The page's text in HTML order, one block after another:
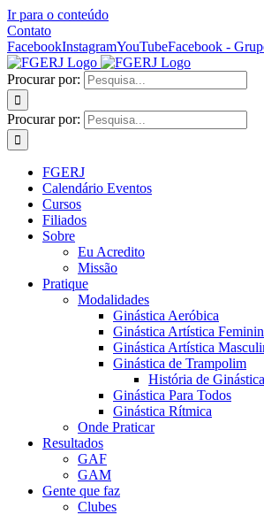
Ir para o conteúdo
Contato
FacebookInstagramYouTubeFacebook -
Procurar por:
Procurar por:
FGERJ
Calendário Eventos
Cursos
Filiados
Sobre
Eu Acredito
Missão
Pratique
Modalidades
Ginástica Aeróbica
Ginástica Artística
Ginástica Artística
Ginástica de Trampolim
História de
Ginástica Para Todos
Ginástica Rítmica
Onde Praticar
Resultados
GAF
GAM
Gente que faz
Clubes